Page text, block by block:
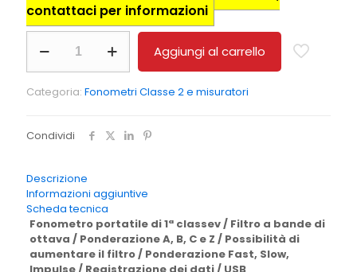
contattaci per informazioni
calibratore
PCE-
SC
09
Aggiungi al carrello
Categoria: Fonometri Classe 2 e misuratori
Condividi
Descrizione
Informazioni aggiuntive
Scheda tecnica
Fonometro portatile di 1ª classev / Filtro a bande di
ottava / Ponderazione A, B, C e Z / Possibilità di
aumentare il filtro / Ponderazione Fast, Slow,